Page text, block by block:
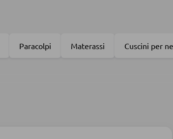
Paracolpi Materassi Cuscini per